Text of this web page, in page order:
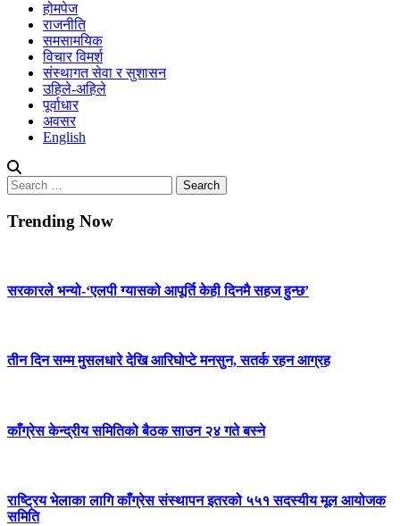
होमपेज
राजनीति
समसामयिक
विचार विमर्श
संस्थागत सेवा र सुशासन
उहिले-अहिले
पूर्वाधार
अवसर
English
Search
for:
Trending Now
सरकारले भन्यो-‘एलपी ग्यासको आपूर्ति केही दिनमै सहज हुन्छ’
तीन दिन सम्म मुसलधारे देखि आरिघोप्टे मनसुन, सतर्क रहन आग्रह
काँग्रेस केन्द्रीय समितिको बैठक साउन २४ गते बस्ने
राष्ट्रिय भेलाका लागि काँग्रेस संस्थापन इतरको ५५१ सदस्यीय मूल आयोजक
समिति